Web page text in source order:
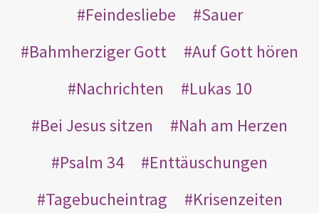
Feindesliebe
Sauer
Bahmherziger Gott
Auf Gott hören
Nachrichten
Lukas 10
Bei Jesus sitzen
Nah am Herzen
Psalm 34
Enttäuschungen
Tagebucheintrag
Krisenzeiten